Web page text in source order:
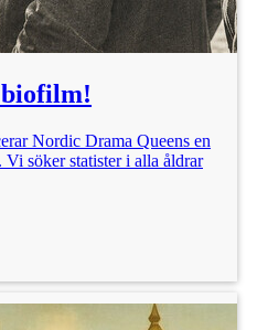
Nordic Drama Queens en
söker statister i alla åldrar